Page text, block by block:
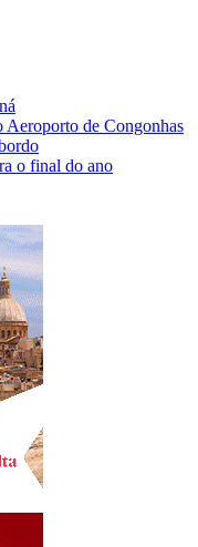
Aeroporto de Congonhas
o final do ano